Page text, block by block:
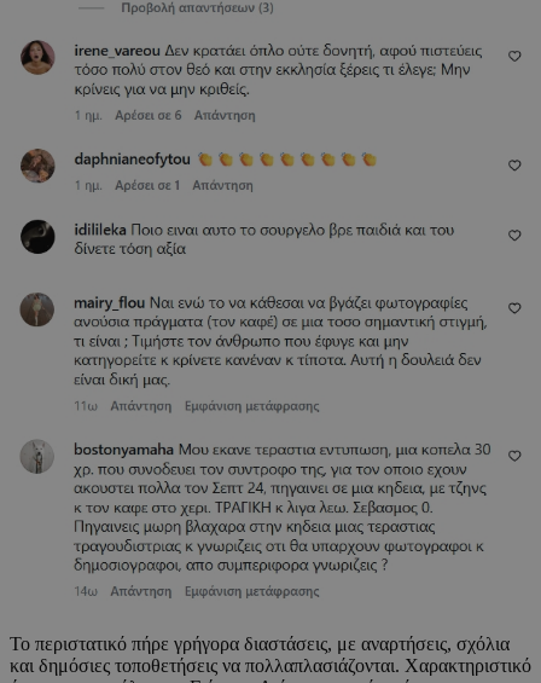
Το περιστατικό πήρε γρήγορα διαστάσεις, με αναρτήσεις, σχόλια
και δημόσιες τοποθετήσεις να πολλαπλασιάζονται. Χαρακτηριστικό